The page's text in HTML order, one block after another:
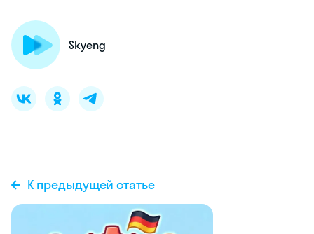
Skyeng
К предыдущей статье